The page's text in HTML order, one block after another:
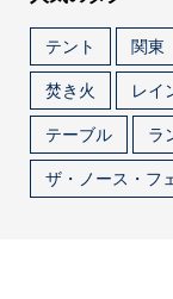
テント 関東
焚き火
レイ
テーブル
ラ
ザ・ノース・フ